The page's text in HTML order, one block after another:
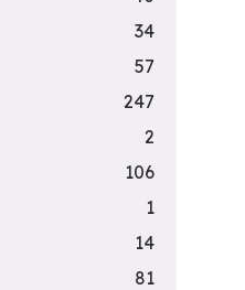
34
57
247
2
106
1
14
81